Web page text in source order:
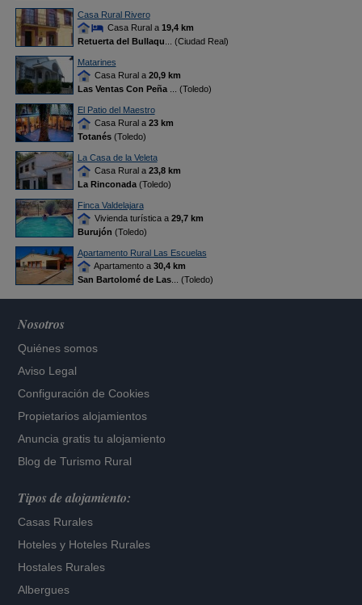
Casa Rural Rivero
Casa Rural a 19,4 km
Retuerta del Bullaqu ... (Ciudad Real)
Matarines
Casa Rural a 20,9 km
Las Ventas Con Peña
... (Toledo)
El Patio del Maestro
Casa Rural a 23 km
Totanés(Toledo)
La Casa de la Veleta
Casa Rural a 23,8 km
La Rinconada(Toledo)
Finca Valdelajara
Vivienda turística a 29,7 km
Burujón (Toledo)
Apartamento Rural Las Escuelas
Apartamento a 30,4 km
San Bartolomé de Las... (Toledo)
Nosotros
Quiénes somos
Aviso Legal
Configuración de Cookies
Propietarios alojamientos
Anuncia gratis tu alojamiento
Blog de Turismo Rural
Tipos de alojamiento:
Casas Rurales
Hoteles y Hoteles Rurales
Hostales Rurales
Albergues